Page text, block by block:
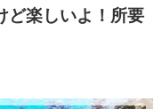
ど楽しいよ！所要